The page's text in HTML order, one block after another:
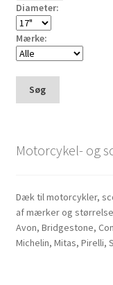
Diameter:
Mærke:
Søg
Motorcykel- og
Dæk til motorcykler,
af mærker og
Avon, Bridgestone,
Michelin, Mitas, Pirelli,